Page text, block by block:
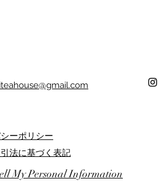
ーポリシー
法に基づく表記
My Personal Information